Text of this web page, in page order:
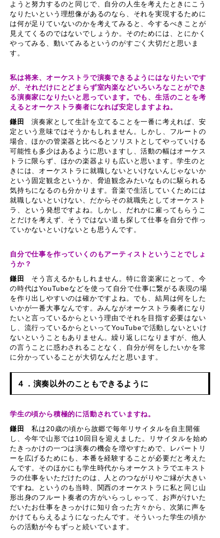
ようと努力するのと同じで、自分の人生を考えたときにこう
なりたいという理想像があるのなら、それを実現するために
は何が足りていないのかを考えてみると、今するべきことが
見えてくるのではないでしょうか。そのためには、とにかく
やってみる、動いてみるというのがすごく大切だと思いま
す。
私は将来、オーケストラで演奏できるようにはなりたいです
が、それだけにとどまらず室内楽などいろいろなことができ
る演奏家になりたいと思っています。でも、生活のことを考
えるとオーケストラ奏者になれば安定しますよね。
鎌田
演奏家として生計を立てることを一番に考えれば、安
定という意味ではそうかもしれません。しかし、フルートの
場合、ほかの管楽器と比べるとソリストとしてやっていける
可能性も多少はあるように思いますし、活動の幅はオーケス
トラに限らず、ほかの楽器よりも広いと思います。学生のと
きには、オーケストラに就職しないといけないんじゃないか
という固定観念というか、脅迫観念みたいなものに駆られる
気持ちになるのも分かります。音楽で生活していくためには
就職しないといけない、だからその就職先としてオーケスト
ラ、という発想ですよね。しかし、だれかに雇ってもらうこ
とだけを考えず、そうではない道も探して仕事を自分で作っ
ていかないといけないとも思うんです。
自分で仕事を作っていくのもアーティストということでしょ
うか？
鎌田
そう言えるかもしれません。特に音楽家にとって、今
の時代はYouTubeなどを使って自分で仕事に繋がる表現の場
を作り出しやすいのは確かですよね。でも、結局は何をした
いかが一番大事なんです。みんながオーケストラ奏者になり
たいと言っているからという理由でそれを目指す必要はない
し、流行っているからといってYouTubeで活動しないといけ
ないということもありません。繰り返しになりますが、他人
の言うことに惑わされることなく、自分が何をしたいかを常
に分かっていることが大切なんだと思います。
４．演奏以外のこともできるように
学生の頃から積極的に活動されていますね。
鎌田
私は20歳の頃から故郷で毎年リサイタルを自主開催
し、今年で山形では10回目を迎えました。リサイタルを始め
たきっかけの一つは演奏の機会を増やすためで、レパートリ
ーを広げるためにも、本番を経験することが必要だと考えた
んです。そのほかにも学生時代からオーケストラでエキスト
ラの仕事をいただけたのは、人とのつながりやご縁が大きい
ですね。というのも当時、関西のオーケストラに私と同じ山
形出身のフルート奏者の方がいらっしゃって、お声がけいた
だいたお仕事をきっかけに知り合った方々から、次第に声を
かけてもらえるようになったんです。そういった学生の頃か
らの活動が今もずっと続いています。